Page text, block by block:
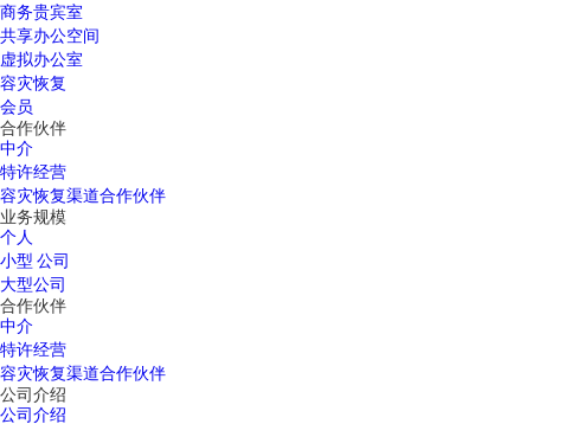
商务贵宾室
共享办公空间
虚拟办公室
容灾恢复
会员
合作伙伴
中介
特许经营
容灾恢复渠道合作伙伴
业务规模
个人
小型 公司
大型公司
合作伙伴
中介
特许经营
容灾恢复渠道合作伙伴
公司介绍
公司介绍